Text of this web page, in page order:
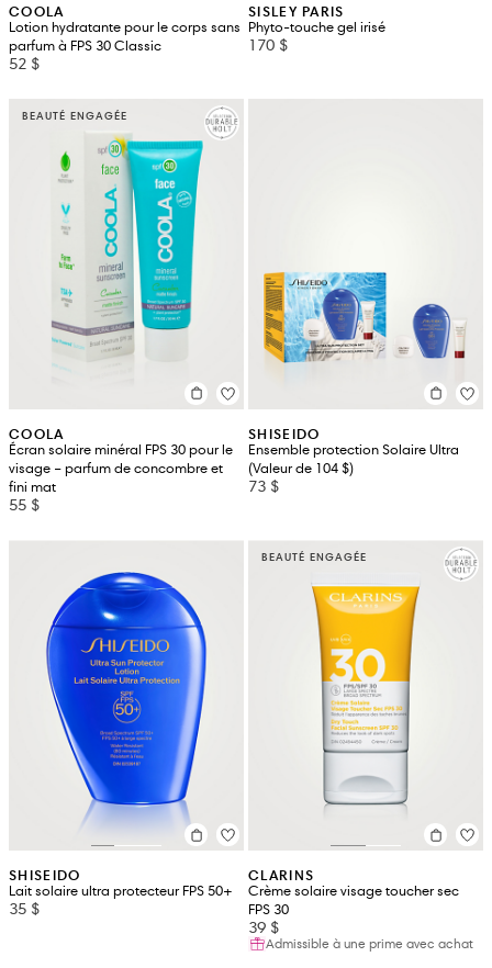
COOLA
Lotion hydratante pour le corps sans
parfum à FPS 30 Classic
52 $
SISLEY PARIS
Phyto-touche gel irisé
170 $
BEAUTÉ ENGAGÉE
COOLA
Écran solaire minéral FPS 30 pour le
visage – parfum de concombre et
fini mat
55 $
SHISEIDO
Ensemble protection Solaire Ultra
(Valeur de 104 $)
73 $
SHISEIDO
Lait solaire ultra protecteur FPS 50+
35 $
BEAUTÉ ENGAGÉE
CLARINS
Crème solaire visage toucher sec
FPS 30
39 $
Admissible à une prime avec achat